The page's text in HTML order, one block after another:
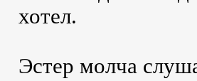
хотел.
Эстер молча